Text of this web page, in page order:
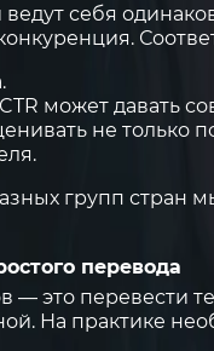
себя
может давать
не только
групп стран
перевода
это перевести
На практике